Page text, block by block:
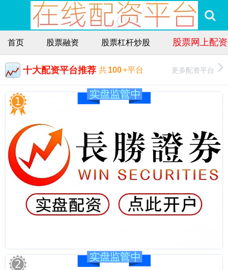
首页 股票融资 股票杠杆炒股 股票网上配
十大配资平台推荐 共100+平台 更多配资平台